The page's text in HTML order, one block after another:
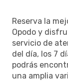
Reserva la
Opodo y
servicio de
del día, los 7
podrás
una amplia